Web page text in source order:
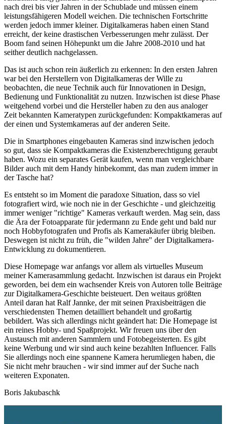
nach drei bis vier Jahren in der Schublade und müssen einem
leistungsfähigeren Modell weichen. Die technischen Fortschritte
werden jedoch immer kleiner. Digitalkameras haben einen Stand
erreicht, der keine drastischen Verbesserungen mehr zulässt. Der
Boom fand seinen Höhepunkt um die Jahre 2008-2010 und hat
seither deutlich nachgelassen.
Das ist auch schon rein äußerlich zu erkennen: In den ersten Jahren
war bei den Herstellern von Digitalkameras der Wille zu
beobachten, die neue Technik auch für Innovationen in Design,
Bedienung und Funktionalität zu nutzen. Inzwischen ist diese Phase
weitgehend vorbei und die Hersteller haben zu den aus analoger
Zeit bekannten Kameratypen zurückgefunden: Kompaktkameras auf
der einen und Systemkameras auf der anderen Seite.
Die in Smartphones eingebauten Kameras sind inzwischen jedoch
so gut, dass sie Kompaktkameras die Existenzberechtigung geraubt
haben. Wozu ein separates Gerät kaufen, wenn man vergleichbare
Bilder auch mit dem Handy hinbekommt, das man zudem immer in
der Tasche hat?
Es entsteht so im Moment die paradoxe Situation, dass so viel
fotografiert wird, wie noch nie in der Geschichte - und gleichzeitig
immer weniger "richtige" Kameras verkauft werden. Mag sein, dass
die Ära der Fotoapparate für jedermann zu Ende geht und bald nur
noch Hobbyfotografen und Profis als Kamerakäufer übrig bleiben.
Deswegen ist nicht zu früh, die "wilden Jahre" der Digitalkamera-
Entwicklung zu dokumentieren.
Diese Homepage war anfangs vor allem als virtuelles Museum
meiner Kamerasammlung gedacht. Inzwischen ist daraus ein Projekt
geworden, bei dem ein wachsender Kreis von Autoren tolle Beiträge
zur Digitalkamera-Geschichte beisteuert. Den weitaus größten
Anteil daran hat Ralf Jannke, der mit seinen Praxisbeiträgen die
verschiedensten Themen detailliert behandelt und großartig
bebildert. Was sich allerdings nicht geändert hat: Die Homepage ist
ein reines Hobby- und Spaßprojekt. Wir freuen uns über den
Austausch mit anderen Sammlern und Fotobegeisterten. Es gibt
keine Werbung und wir sind auch keine bezahlten Influencer. Falls
Sie allerdings noch eine spannene Kamera herumliegen haben, die
Sie nicht mehr brauchen - wir sind immer auf der Suche nach
weiteren Exponaten.
Boris Jakubaschk